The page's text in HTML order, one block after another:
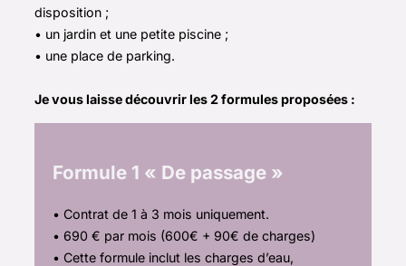
disposition ;
• un jardin et une petite piscine ;
• une place de parking.
Je vous laisse découvrir les 2 formules proposées :
Formule 1 « De passage »
• Contrat de 1 à 3 mois uniquement.
• 690 € par mois (600€ + 90€ de charges)
• Cette formule inclut les charges d’eau,